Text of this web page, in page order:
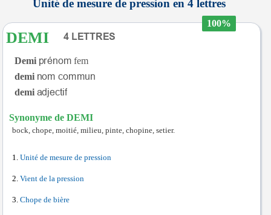
Unité de mesure de pression en 4 lettres
100%
DEMI
Demi
fem
demi
demi
Synonyme de DEMI
bock, chope, moitié, milieu, pinte, chopine, setier.
Unité de mesure de pression
Vient de la pression
Chope de bière